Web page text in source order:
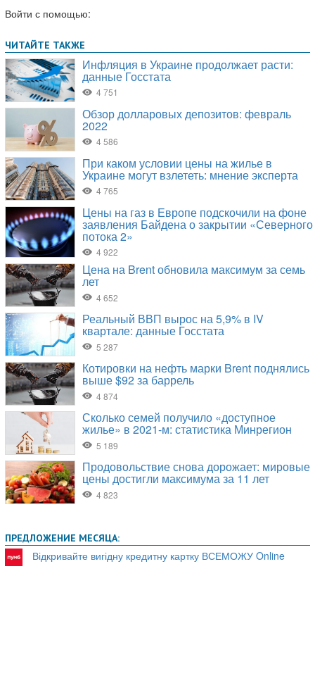
Войти с помощью:
ПРЕДЛОЖЕНИЕ МЕСЯЦА:
Відкривайте вигідну кредитну картку ВСЕМОЖУ Online